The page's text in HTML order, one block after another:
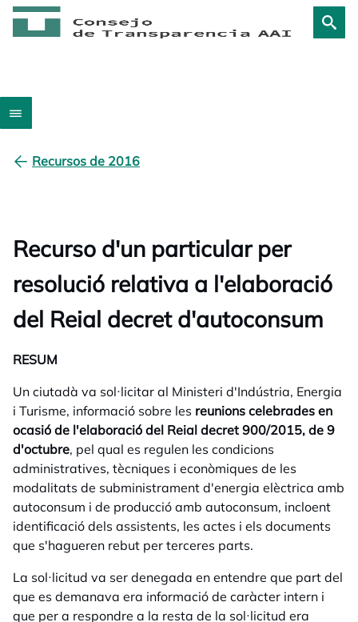
Recursos de 2016
Recurso d'un particular per
resolució relativa a l'elaboració
del Reial decret d'autoconsum
RESUM
Un ciutadà va sol·licitar al Ministeri d'Indústria, Energia
i Turisme, informació sobre les reunions celebrades en
ocasió de l'elaboració del Reial decret 900/2015, de 9
d'octubre, pel qual es regulen les condicions
administratives, tècniques i econòmiques de les
modalitats de subministrament d'energia elèctrica amb
autoconsum i de producció amb autoconsum, incloent
identificació dels assistents, les actes i els documents
que s'hagueren rebut per terceres parts.
La sol·licitud va ser denegada en entendre que part del
que es demanava era informació de caràcter intern i
que per a respondre a la resta de la sol·licitud era